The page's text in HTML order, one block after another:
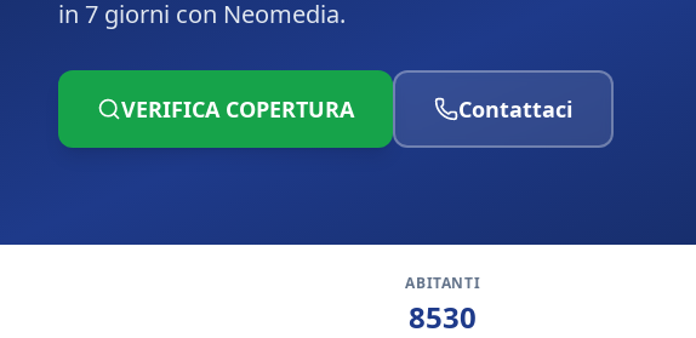
in 7 giorni con Neomedia.
VERIFICA COPERTURA Contattaci
ABITANTI
8530